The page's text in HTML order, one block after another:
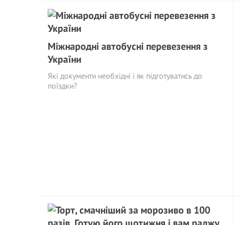
Міжнародні автобусні перевезення з
України
Які документи необхідні і як підготуватись до
поїздки?